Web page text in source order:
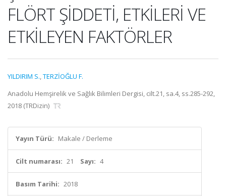
FLÖRT ŞİDDETİ, ETKİLERİ VE
ETKİLEYEN FAKTÖRLER
YILDIRIM S.,TERZİOĞLU F.
Anadolu Hemşirelik ve Sağlık Bilimleri Dergisi, cilt.21, sa.4, ss.285-292,
2018 (TRDizin)
Yayın Türü: Makale / Derleme
Cilt numarası: 21 Sayı: 4
Basım Tarihi: 2018